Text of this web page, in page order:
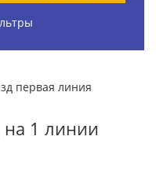
первая линия
на 1 линии